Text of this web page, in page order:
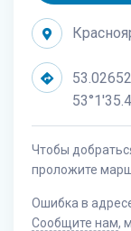
Чтобы
проложите
Ошибка в
Сообщите нам,